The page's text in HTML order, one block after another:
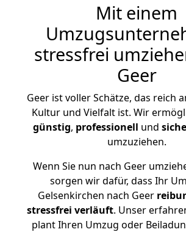
Mit einem
stressfrei
Geer
Geer ist voller Schätze, das reich
Kultur und Vielfalt ist. Wir
günstig, professionell und
umzuziehen.
Wenn Sie nun nach Geer
sorgen wir dafür, dass Ihr
Gelsenkirchen nach Geer
stressfrei verläuft. Unser
plant Ihren Umzug oder